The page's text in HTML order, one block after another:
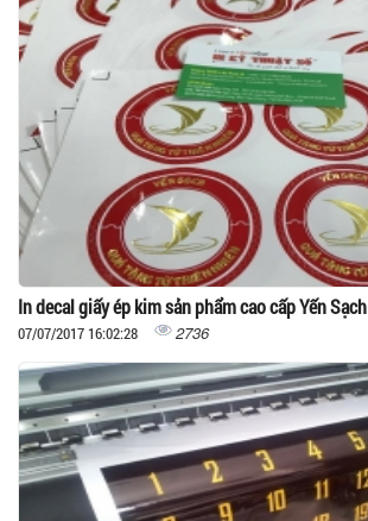
In decal giấy ép kim sản phẩm cao cấp Yến Sạch
07/07/2017 16:02:28 2736